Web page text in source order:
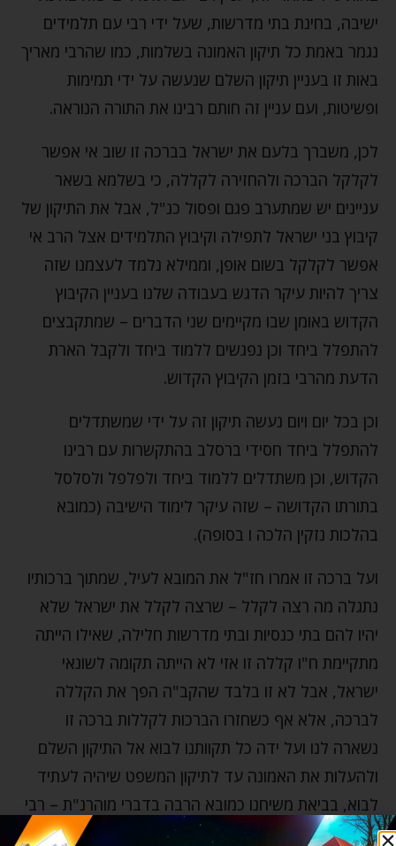
ישיבה, בחינת בתי מדרשות, שעל ידי רבי עם תלמידים
נגמר באמת כל תיקון האמונה בשלמות, כמו שהרבי מאריך
באות זו בעניין תיקון השלם שנעשה על ידי תמימות
ופשיטות, ועם עניין זה חותם רבינו את התורה הנוראה.
לכן, משברך בלעם את ישראל בברכה זו שוב אי אפשר
לקלקל הברכה ולהחזירה לקללה, כי בשלמא בשאר
עניינים יש שמתערב פגם ופסול כנ"ל, אבל את התיקון של
קיבוץ בני ישראל לתפילה וקיבוץ התלמידים אצל הרב אי
אפשר לקלקל בשום אופן, וממילא נלמד לעצמנו שזה
צריך להיות עיקר הדגש בעבודה שלנו בעניין הקיבוץ
הקדוש באומן שבו מקיימים שני הדברים – שמתקבצים
להתפלל ביחד וכן נפגשים ללמוד ביחד ולקבל הארת
הדעת מהרבי בזמן הקיבוץ הקדוש.
וכן בכל יום ויום נעשה תיקון זה על ידי שמשתדלים
להתפלל ביחד חסידי ברסלב בהתקשרות עם רבינו
הקדוש, וכן משתדלים ללמוד ביחד ולפלפל ולסלסל
בתורתו הקדושה – שזה עיקר לימוד הישיבה (כמובא
בהלכות נזקין הלכה ו בסופה).
ועל ברכה זו אמרו חז"ל את המובא לעיל, שמתוך ברכותיו
נתגלה מה רצה לקלל – שרצה לקלל את ישראל שלא
יהיו להם בתי כנסיות ובתי מדרשות חלילה, שאילו הייתה
מתקיימת ח"ו קללה זו אזי לא הייתה תקומה לשונאי
ישראל, אבל לא זו בלבד שהקב"ה הפך את הקללה
לברכה, אלא אף כשחזרו הברכות לקללות ברכה זו
נשארה לנו ועל ידה כל תקוותנו לבוא אל התיקון השלם
ולהעלות את האמונה עד לתיקון המשפט שיהיה לעתיד
לבוא, בביאת משיחנו כמובא הרבה בדברי מוהרנ"ת – רבי
נתן מברסלב, ומודגש בדברי רבי אברהם בן רבי נחמן על